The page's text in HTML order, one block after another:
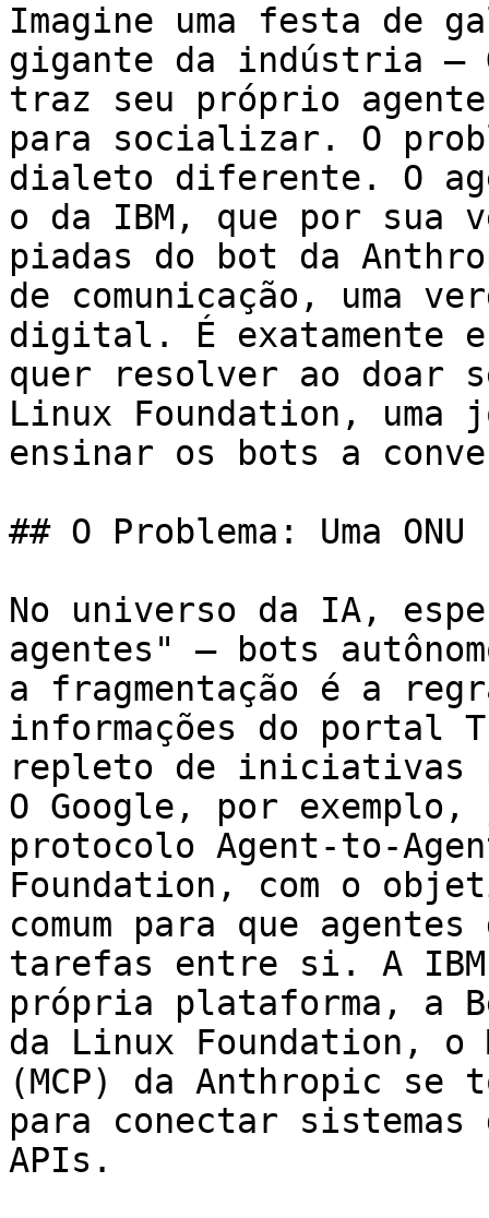
Imagine uma festa de
gigante da indústria —
traz seu próprio
para socializar. O
dialeto diferente. O
o da IBM, que por sua
piadas do bot da
de comunicação, uma
digital. É exatamente
quer resolver ao doar
Linux Foundation, uma
ensinar os bots a
## O Problema: Uma
No universo da IA,
agentes" — bots
a fragmentação é a
informações do portal
repleto de iniciativas
O Google, por
protocolo Agent-to-
Foundation, com o
comum para que agentes
tarefas entre si. A IBM
própria plataforma, a
da Linux Foundation, o
(MCP) da Anthropic se
para conectar
APIs.